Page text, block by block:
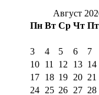
Август
Пн Вт Ср Чт Пт
3
4 5 6 7
10 11 12 13 14
17 18 19 20 21
24 25 26 27 28